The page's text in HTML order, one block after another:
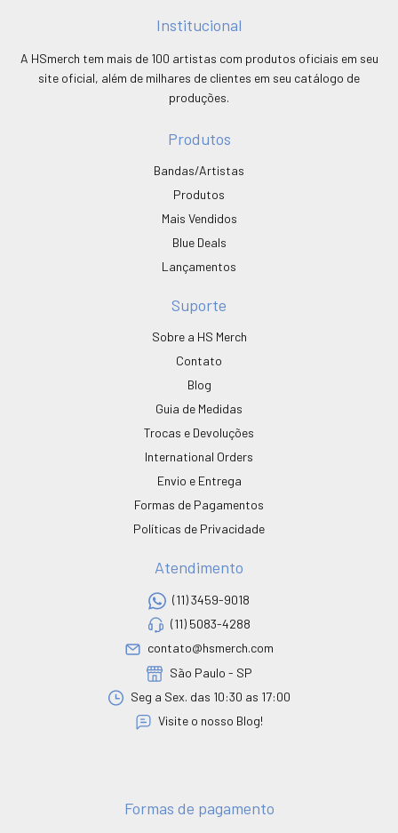
Institucional
A HSmerch tem mais de 100 artistas com produtos oficiais em seu
site oficial, além de milhares de clientes em seu catálogo de
produções.
Produtos
Bandas/Artistas
Produtos
Mais Vendidos
Blue Deals
Lançamentos
Suporte
Sobre a HS Merch
Contato
Blog
Guia de Medidas
Trocas e Devoluções
International Orders
Envio e Entrega
Formas de Pagamentos
Políticas de Privacidade
Atendimento
(11) 3459-9018
(11) 5083-4288
contato@hsmerch.com
São Paulo - SP
Seg a Sex. das 10:30 as 17:00
Visite o nosso Blog!
Formas de pagamento